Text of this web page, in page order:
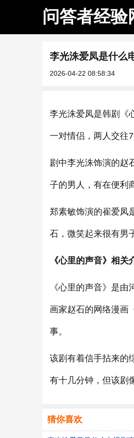
问答者经验
李光洙爱凤是什么
2026-04-22 08:58:34
李光洙爱凤是韩剧《
一对情侣，两人交往7
剧中李光洙饰演的赵
子的男人，有在便利
郑素敏饰演的崔爱凤
石，微笑起来很有男
《心里的声音》相关
《心里的声音》是
画家赵石的网络漫画
事。
该剧有着信手拈来的
有十几分钟，但该剧
猜你喜欢